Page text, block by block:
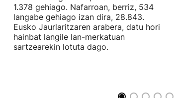
1.378 gehiago. Nafarroan, berriz, 534
langabe gehiago izan dira, 28.843.
Eusko Jaurlaritzaren arabera, datu hori
hainbat langile lan-merkatuan
sartzearekin lotuta dago.